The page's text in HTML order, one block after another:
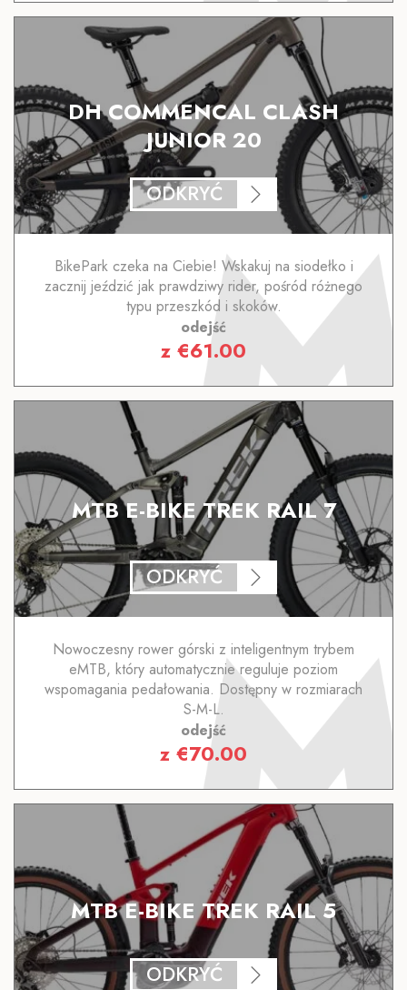
DH COMMENCAL CLASH
JUNIOR 20
ODKRYĆ
BikePark czeka na Ciebie! Wskakuj na siodełko i
zacznij jeździć jak prawdziwy rider, pośród różnego
typu przeszkód i skoków.
odejść
z €61.00
MTB E-BIKE TREK RAIL 7
ODKRYĆ
Nowoczesny rower górski z inteligentnym trybem
eMTB, który automatycznie reguluje poziom
wspomagania pedałowania. Dostępny w rozmiarach
S-M-L.
odejść
z €70.00
MTB E-BIKE TREK RAIL 5
ODKRYĆ